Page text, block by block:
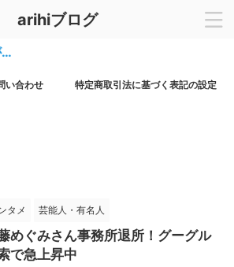
arihiブログ
い合わせ 特定商取引法に基づく表記の設定
タメ 芸能人・有名人
めぐみさん事務所退所！グーグル
で急上昇中